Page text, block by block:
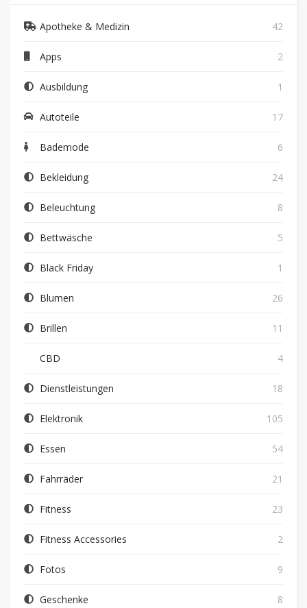
Apotheke & Medizin 42
Apps 2
Ausbildung 1
Autoteile 17
Bademode 6
Bekleidung 24
Beleuchtung 8
Bettwäsche 5
Black Friday 1
Blumen 26
Brillen 11
CBD 4
Dienstleistungen 18
Elektronik 105
Essen 54
Fahrräder 21
Fitness 23
Fitness Accessories 2
Fotos 9
Geschenke 8